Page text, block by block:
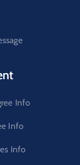
Info
Info
Info